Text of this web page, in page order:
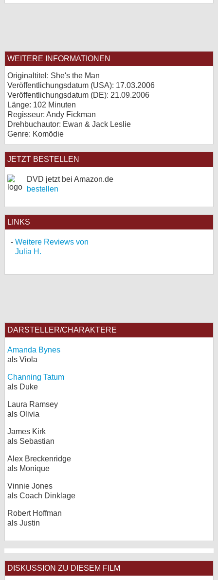
WEITERE INFORMATIONEN
Originaltitel: She's the Man
Veröffentlichungsdatum (USA): 17.03.2006
Veröffentlichungsdatum (DE): 21.09.2006
Länge: 102 Minuten
Regisseur: Andy Fickman
Drehbuchautor: Ewan & Jack Leslie
Genre: Komödie
JETZT BESTELLEN
DVD jetzt bei Amazon.de
bestellen
LINKS
Weitere Reviews von
Julia H.
DARSTELLER/CHARAKTERE
Amanda Bynes
als Viola
Channing Tatum
als Duke
Laura Ramsey
als Olivia
James Kirk
als Sebastian
Alex Breckenridge
als Monique
Vinnie Jones
als Coach Dinklage
Robert Hoffman
als Justin
DISKUSSION ZU DIESEM FILM